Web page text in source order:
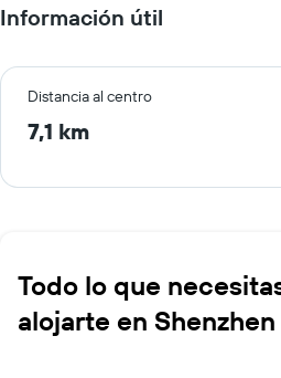
Información útil
Distancia al centro
7,1 km
Todo lo que
alojarte en Shenzhen